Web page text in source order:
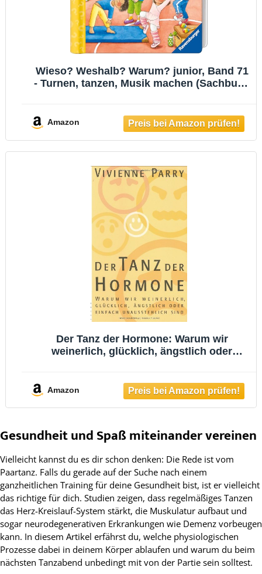
Wieso? Weshalb? Warum? junior, Band 71
- Turnen, tanzen, Musik machen (Sachbuch
Amazon
Der Tanz der Hormone: Warum wir
weinerlich, glücklich, ängstlich oder
Amazon
Gesundheit und Spaß miteinander vereinen
Vielleicht kannst du es dir schon denken: Die Rede ist vom
Paartanz. Falls du gerade auf der Suche nach einem
ganzheitlichen Training für deine Gesundheit bist, ist er vielleicht
das richtige für dich. Studien zeigen, dass regelmäßiges Tanzen
das Herz-Kreislauf-System stärkt, die Muskulatur aufbaut und
sogar neurodegenerativen Erkrankungen wie Demenz vorbeugen
kann. In diesem Artikel erfährst du, welche physiologischen
Prozesse dabei in deinem Körper ablaufen und warum du beim
nächsten Tanzabend unbedingt mit von der Partie sein solltest.